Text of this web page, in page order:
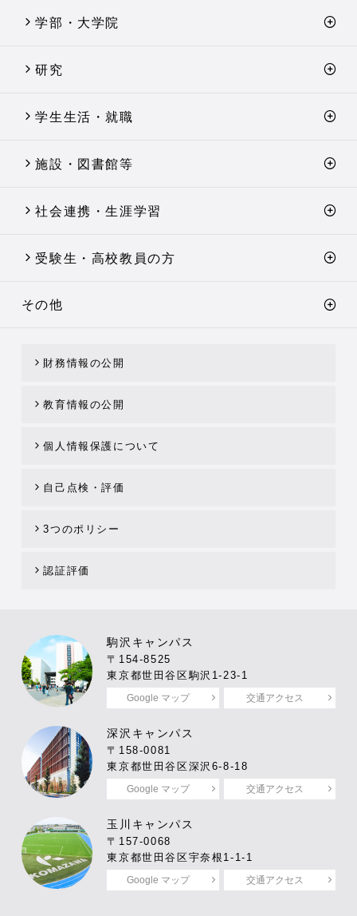
学部・大学院
研究
学生生活・就職
施設・図書館等
社会連携・生涯学習
受験生・高校教員の方
その他
財務情報の公開
教育情報の公開
個人情報保護について
自己点検・評価
3つのポリシー
認証評価
駒沢キャンパス
〒154-8525
東京都世田谷区駒沢1-23-1
Google マップ 交通アクセス
深沢キャンパス
〒158-0081
東京都世田谷区深沢6-8-18
Google マップ 交通アクセス
玉川キャンパス
〒157-0068
東京都世田谷区宇奈根1-1-1
Google マップ 交通アクセス